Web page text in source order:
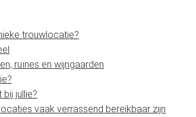
trouwlocatie?
ruïnes en wijngaarden
jullie?
vaak verrassend bereikbaar zijn